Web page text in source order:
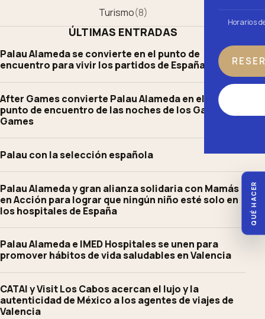
Horarios
QUÉ HACER
Turismo(8)
ÚLTIMAS ENTRADAS
Palau Alameda se convierte en el punto de
encuentro para vivir los partidos de España
After Games convierte Palau Alameda en el gran
punto de encuentro de las noches de los Gay
Games
Palau con la selección española
Palau Alameda y gran alianza solidaria con Mamás
en Acción para lograr que ningún niño esté solo en
los hospitales de España
Palau Alameda e IMED Hospitales se unen para
promover hábitos de vida saludables en Valencia
CATAI y Visit Los Cabos acercan el lujo y la
autenticidad de México a los agentes de viajes de
Valencia